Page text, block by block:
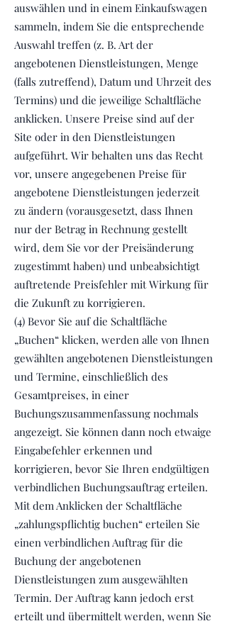
auswählen und in einem Einkaufswagen
sammeln, indem Sie die entsprechende
Auswahl treffen (z. B. Art der
angebotenen Dienstleistungen, Menge
(falls zutreffend), Datum und Uhrzeit des
Termins) und die jeweilige Schaltfläche
anklicken. Unsere Preise sind auf der
Site oder in den Dienstleistungen
aufgeführt. Wir behalten uns das Recht
vor, unsere angegebenen Preise für
angebotene Dienstleistungen jederzeit
zu ändern (vorausgesetzt, dass Ihnen
nur der Betrag in Rechnung gestellt
wird, dem Sie vor der Preisänderung
zugestimmt haben) und unbeabsichtigt
auftretende Preisfehler mit Wirkung für
die Zukunft zu korrigieren.
(4) Bevor Sie auf die Schaltfläche
„Buchen“ klicken, werden alle von Ihnen
gewählten angebotenen Dienstleistungen
und Termine, einschließlich des
Gesamtpreises, in einer
Buchungszusammenfassung nochmals
angezeigt. Sie können dann noch etwaige
Eingabefehler erkennen und
korrigieren, bevor Sie Ihren endgültigen
verbindlichen Buchungsauftrag erteilen.
Mit dem Anklicken der Schaltfläche
„zahlungspflichtig buchen“ erteilen Sie
einen verbindlichen Auftrag für die
Buchung der angebotenen
Dienstleistungen zum ausgewählten
Termin. Der Auftrag kann jedoch erst
erteilt und übermittelt werden, wenn Sie